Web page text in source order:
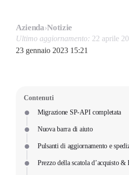
Azienda›Notizie
Ultimo aggiornamento: 22 aprile
23 gennaio 2023 15:21
Contenuti
Migrazione SP-API completata
Nuova barra di aiuto
Pulsanti di aggiornamento e
Prezzo della scatola d’acquisto